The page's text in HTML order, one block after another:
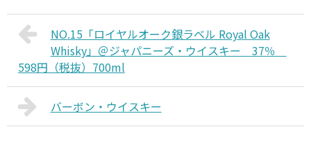
NO.15「ロイヤルオーク銀ラベル Royal Oak
Whisky」＠ジャパニーズ・ウイスキー 37％
598円（税抜）700ml
バーボン・ウイスキー